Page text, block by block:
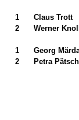
1
Claus Trott
2
Werner
1
Georg
2
Petra Pätsch